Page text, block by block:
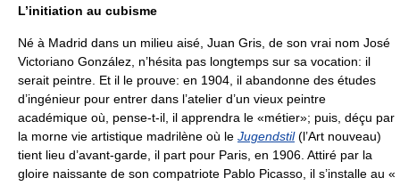
L’initiation au cubisme
Né à Madrid dans un milieu aisé, Juan Gris, de son vrai nom José
Victoriano González, n’hésita pas longtemps sur sa vocation: il
serait peintre. Et il le prouve: en 1904, il abandonne des études
d’ingénieur pour entrer dans l’atelier d’un vieux peintre
académique où, pense-t-il, il apprendra le «métier»; puis, déçu par
la morne vie artistique madrilène où le Jugendstil (l’Art nouveau)
tient lieu d’avant-garde, il part pour Paris, en 1906. Attiré par la
gloire naissante de son compatriote Pablo Picasso, il s’installe au «